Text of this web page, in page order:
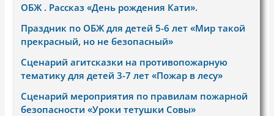
ОБЖ . Рассказ «День рождения Кати».
Праздник по ОБЖ для детей 5-6 лет «Мир такой
прекрасный, но не безопасный»
Сценарий агитсказки на противопожарную
тематику для детей 3-7 лет «Пожар в лесу»
Сценарий мероприятия по правилам пожарной
безопасности «Уроки тетушки Совы»